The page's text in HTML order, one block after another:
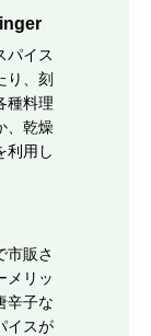
パイス
り、刻
種料理
、乾燥
利用し
市販さ
メリッ
辛子な
イスが